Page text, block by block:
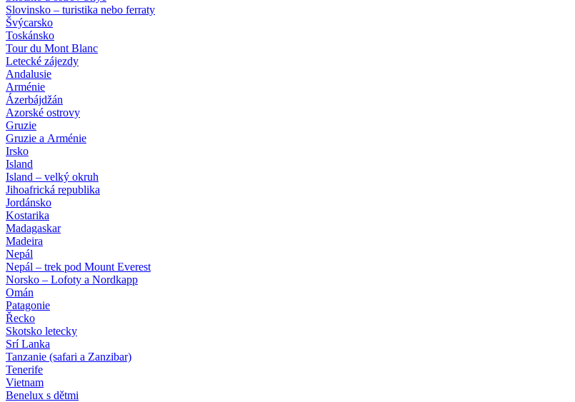
Slovinsko – turistika nebo ferraty
Švýcarsko
Toskánsko
Tour du Mont Blanc
Letecké zájezdy
Andalusie
Arménie
Ázerbájdžán
Azorské ostrovy
Gruzie
Gruzie a Arménie
Irsko
Island
Island – velký okruh
Jihoafrická republika
Jordánsko
Kostarika
Madagaskar
Madeira
Nepál
Nepál – trek pod Mount Everest
Norsko – Lofoty a Nordkapp
Omán
Patagonie
Řecko
Skotsko letecky
Srí Lanka
Tanzanie (safari a Zanzibar)
Tenerife
Vietnam
Benelux s dětmi